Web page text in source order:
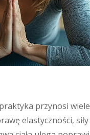
przynosi
elastyczności,